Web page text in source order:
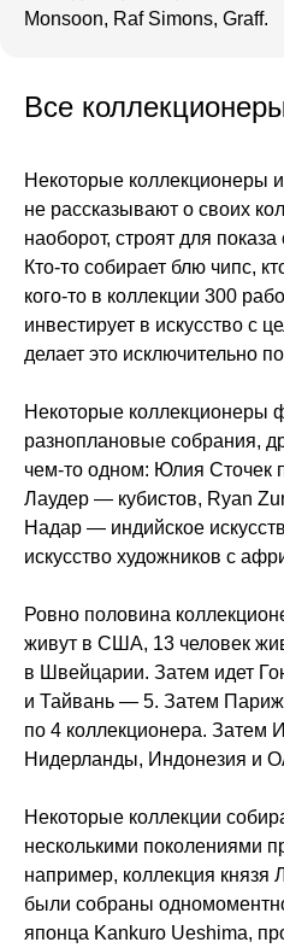
Monsoon, Raf Simons, Graff.
Все
Некоторые коллекционеры
не рассказывают о своих
наоборот, строят для
Кто-то собирает блю чипс,
кого-то в коллекции 300
инвестирует в искусство с
делает это исключительно
Некоторые коллекционеры
разноплановые собрания,
чем-то одном: Юлия Сточек
Лаудер — кубистов, Ryan
Надар — индийское
искусство художников с
Ровно половина
живут в США, 13 человек
в Швейцарии. Затем идет
и Тайвань — 5. Затем
по 4 коллекционера. Затем
Нидерланды, Индонезия и
Некоторые коллекции
несколькими поколениями
например, коллекция
были собраны
японца Kankuro Ueshima,